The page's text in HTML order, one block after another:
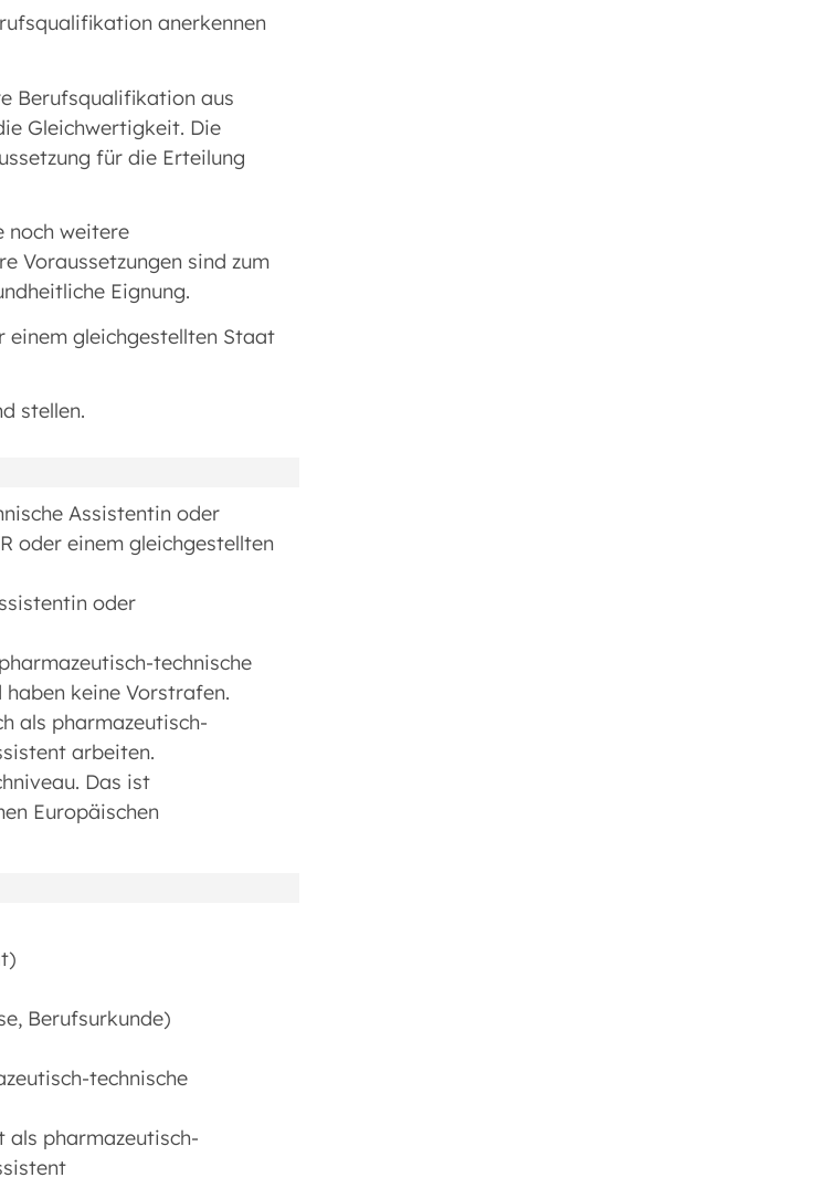
anerkennen
Berufsqualifikation aus
Gleichwertigkeit. Die
für die Erteilung
noch weitere
Voraussetzungen sind zum
Eignung.
einem gleichgestellten Staat
stellen.
Assistentin oder
oder einem gleichgestellten
oder
technische
keine Vorstrafen.
als pharmazeutisch-
arbeiten.
Das ist
Europäischen
Berufsurkunde)
technische
als pharmazeutisch-